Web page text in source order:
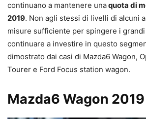
continuano a mantenere unaquota di
2019. Non agli stessi di livelli di alcuni
misure sufficiente per spingere i
continuare a investire in questo
dimostrato dai casi di Mazda6 Wagon,
Tourer e Ford Focus station wagon.
Mazda6 Wagon 2019